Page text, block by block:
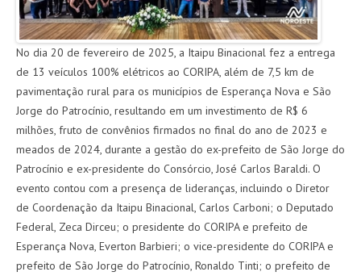
AGENDA
FOTOS
VÍDEOS
OUVIDORIA
REDES SOCIAIS
FACEBOOK
TWITTER
No dia 20 de fevereiro de 2025, a Itaipu Binacional fez a entrega
de 13 veículos 100% elétricos ao CORIPA, além de 7,5 km de
pavimentação rural para os municípios de Esperança Nova e São
Jorge do Patrocínio, resultando em um investimento de R$ 6
milhões, fruto de convênios firmados no final do ano de 2023 e
meados de 2024, durante a gestão do ex-prefeito de São Jorge do
Patrocínio e ex-presidente do Consórcio, José Carlos Baraldi. O
evento contou com a presença de lideranças, incluindo o Diretor
de Coordenação da Itaipu Binacional, Carlos Carboni; o Deputado
Federal, Zeca Dirceu; o presidente do CORIPA e prefeito de
Esperança Nova, Everton Barbieri; o vice-presidente do CORIPA e
prefeito de São Jorge do Patrocínio, Ronaldo Tinti; o prefeito de